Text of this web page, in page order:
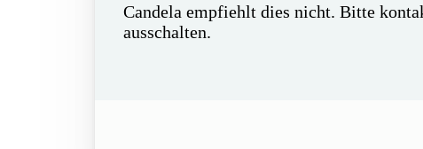
Candela empfiehlt dies nicht. Bitte
ausschalten.